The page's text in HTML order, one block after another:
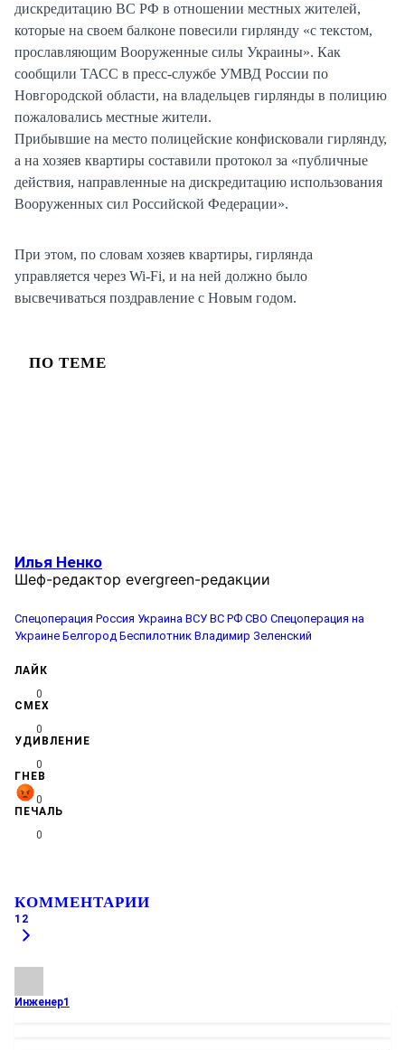
дискредитацию ВС РФ в отношении местных жителей,
которые на своем балконе повесили гирлянду «с текстом,
прославляющим Вооруженные силы Украины». Как
сообщили ТАСС в пресс-службе УМВД России по
Новгородской области, на владельцев гирлянды в полицию
пожаловались местные жители.
Прибывшие на место полицейские конфисковали гирлянду,
а на хозяев квартиры составили протокол за «публичные
действия, направленные на дискредитацию использования
Вооруженных сил Российской Федерации».
При этом, по словам хозяев квартиры, гирлянда
управляется через Wi-Fi, и на ней должно было
высвечиваться поздравление с Новым годом.
ПО ТЕМЕ
Илья Ненко
Шеф-редактор evergreen-редакции
Спецоперация Россия Украина ВСУ ВС РФ СВО Спецоперация на
Украине Белгород Беспилотник Владимир Зеленский
ЛАЙК
0
СМЕХ
0
УДИВЛЕНИЕ
0
ГНЕВ
0
ПЕЧАЛЬ
0
КОММЕНТАРИИ
12
Инженер1